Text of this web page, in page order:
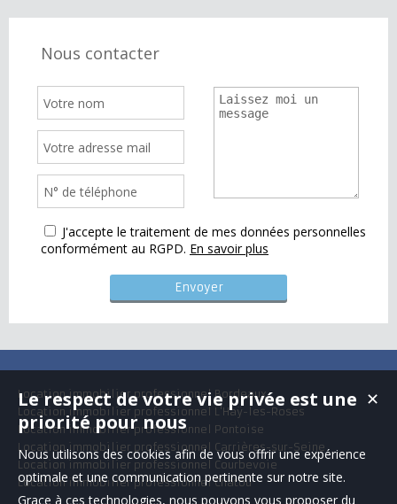
Nous contacter
J'accepte le traitement de mes données personnelles
conformément au RGPD. En savoir plus
Location immobilier professionnel Bordeaux
Location immobilier professionnel L'Haÿ-les-Roses
Location immobilier professionnel Pontoise
Location immobilier professionnel Carrières-sur-Seine
Location immobilier professionnel Courbevoie
Location immobilier professionnel Chatou
✕
Le respect de votre vie privée est une
priorité pour nous
Nous utilisons des cookies afin de vous offrir une expérience
optimale et une communication pertinente sur notre site.
Grace à ces technologies, nous pouvons vous proposer du